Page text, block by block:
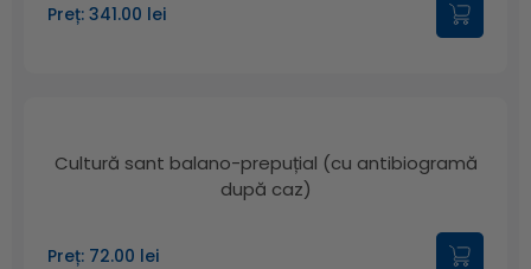
Preț: 341.00 lei
Cultură sant balano-prepuțial (cu antibiogramă
după caz)
Preț: 72.00 lei